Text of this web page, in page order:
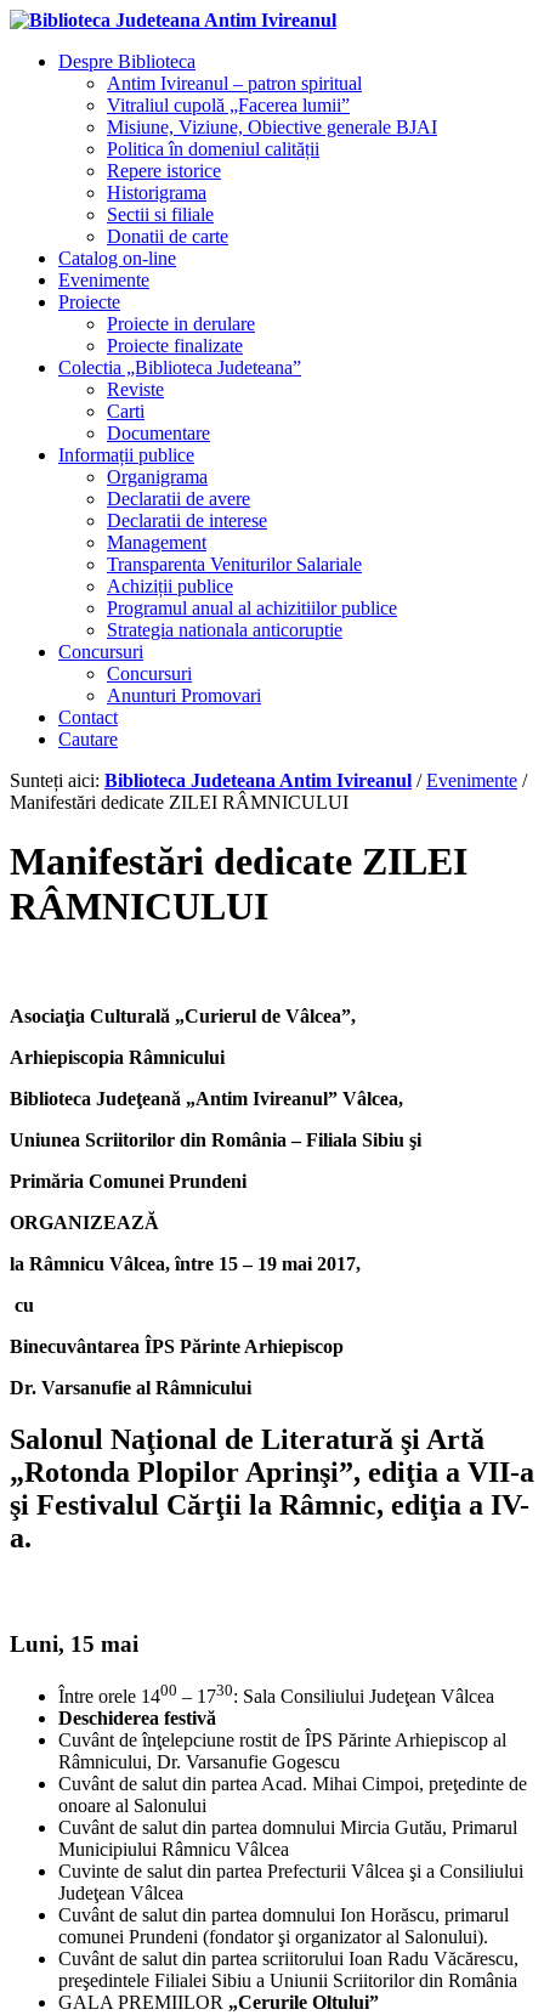
Despre Biblioteca
Antim Ivireanul – patron spiritual
Vitraliul cupolă „Facerea lumii”
Misiune, Viziune, Obiective generale BJAI
Politica în domeniul calității
Repere istorice
Historigrama
Sectii si filiale
Donatii de carte
Catalog on-line
Evenimente
Proiecte
Proiecte in derulare
Proiecte finalizate
Colectia „Biblioteca Judeteana”
Reviste
Carti
Documentare
Informații publice
Organigrama
Declaratii de avere
Declaratii de interese
Management
Transparenta Veniturilor Salariale
Achiziții publice
Programul anual al achizitiilor publice
Strategia nationala anticoruptie
Concursuri
Concursuri
Anunturi Promovari
Contact
Cautare
Sunteți aici: Biblioteca Judeteana Antim Ivireanul / Evenimente /
Manifestări dedicate ZILEI RÂMNICULUI
Manifestări dedicate ZILEI
RÂMNICULUI
Asociaţia Culturală „Curierul de Vâlcea”,
Arhiepiscopia Râmnicului
Biblioteca Judeţeană „Antim Ivireanul” Vâlcea,
Uniunea Scriitorilor din România – Filiala Sibiu şi
Primăria Comunei Prundeni
ORGANIZEAZĂ
la Râmnicu Vâlcea, între 15 – 19 mai 2017,
cu
Binecuvântarea ÎPS Părinte Arhiepiscop
Dr. Varsanufie al Râmnicului
Salonul Naţional de Literatură şi Artă
„Rotonda Plopilor Aprinşi”, ediţia a VII-a
şi Festivalul Cărţii la Râmnic, ediţia a IV-
a.
Luni, 15 mai
Între orele 1400 – 1730: Sala Consiliului Judeţean Vâlcea
Deschiderea festivă
Cuvânt de înţelepciune rostit de ÎPS Părinte Arhiepiscop al
Râmnicului, Dr. Varsanufie Gogescu
Cuvânt de salut din partea Acad. Mihai Cimpoi, preţedinte de
onoare al Salonului
Cuvânt de salut din partea domnului Mircia Gutău, Primarul
Municipiului Râmnicu Vâlcea
Cuvinte de salut din partea Prefecturii Vâlcea şi a Consiliului
Judeţean Vâlcea
Cuvânt de salut din partea domnului Ion Horăscu, primarul
comunei Prundeni (fondator şi organizator al Salonului).
Cuvânt de salut din partea scriitorului Ioan Radu Văcărescu,
preşedintele Filialei Sibiu a Uniunii Scriitorilor din România
GALA PREMIILOR „Cerurile Oltului”